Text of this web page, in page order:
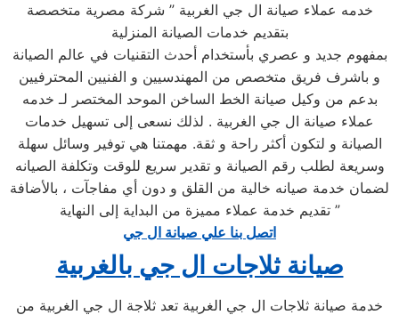
خدمه عملاء صيانة ال جي الغربية ” شركة مصرية متخصصة
بتقديم خدمات الصيانة المنزلية
بمفهوم جديد و عصري بأستخدام أحدث التقنيات في عالم الصيانة
و باشرف فريق متخصص من المهندسيين و الفنيين المحترفيين
بدعم من وكيل صيانة الخط الساخن الموحد المختصر لـ خدمه
عملاء صيانة ال جي الغربية . لذلك نسعى إلى تسهيل خدمات
الصيانة و لتكون أكثر راحة و ثقة. مهمتنا هي توفير وسائل سهلة
وسريعة لطلب رقم الصيانة و تقدير سريع للوقت وتكلفة الصيانه
لضمان خدمة صيانه خالية من القلق و دون أي مفاجآت ، بالأضافة
تقديم خدمة عملاء مميزة من البداية إلى النهاية ”
اتصل بنا علي صيانة ال جي
صيانة ثلاجات ال جي بالغربية
خدمة صيانة ثلاجات ال جي الغربية تعد ثلاجة ال جي الغربية من